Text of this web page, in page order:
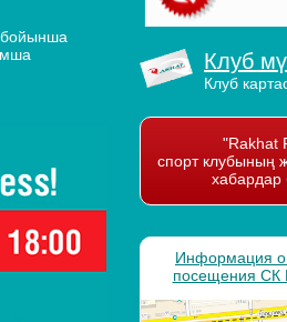
бойынша
Клуб
Клуб
"Rakhat
спорт клубының
Информация о
посещения СК